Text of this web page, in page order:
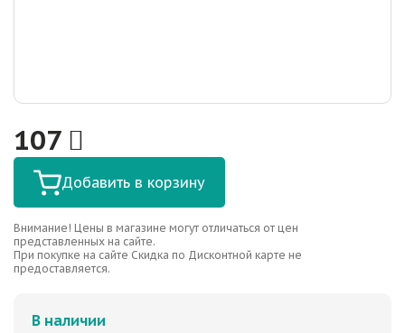
107
Добавить в корзину
Внимание! Цены в магазине могут отличаться от цен
представленных на сайте.
При покупке на сайте Скидка по Дисконтной карте не
предоставляется.
В наличии